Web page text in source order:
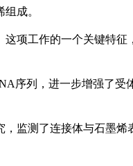
成。
项工作的一个关键特
序列，进一步增强了受
监测了连接体与石墨